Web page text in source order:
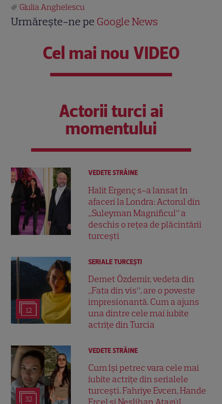
Giulia Anghelescu
Urmărește-ne pe Google News
Cel mai nou VIDEO
Actorii turci ai
momentului
VEDETE STRĂINE
Halit Ergenç s-a lansat în
afaceri la Londra: Actorul din
„Suleyman Magnificul” a
deschis o rețea de plăcintării
turcești
12
SERIALE TURCEŞTI
Demet Özdemir, vedeta din
„Fata din vis”, are o poveste
impresionantă. Cum a ajuns
una dintre cele mai iubite
actrițe din Turcia
32
VEDETE STRĂINE
Cum își petrec vara cele mai
iubite actrițe din serialele
turcești. Fahriye Evcen, Hande